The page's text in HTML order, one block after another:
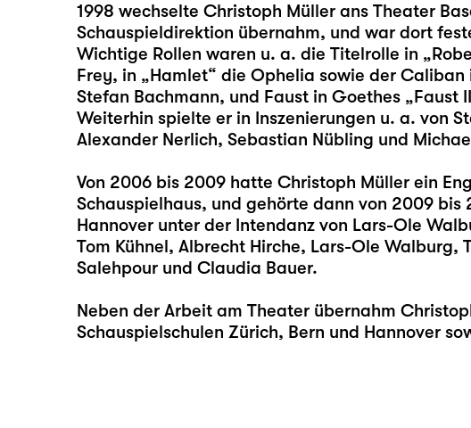
1998 wechselte Christoph Müller ans Theater
Schauspieldirektion übernahm, und war dort
Wichtige Rollen waren u. a. die Titelrolle in
Frey, in „Hamlet“ die Ophelia sowie der Caliban
Stefan Bachmann, und Faust in Goethes „Faust
Weiterhin spielte er in Inszenierungen u. a. von
Alexander Nerlich, Sebastian Nübling und
Von 2006 bis 2009 hatte Christoph Müller ein
Schauspielhaus, und gehörte dann von 2009 bis
Hannover unter der Intendanz von Lars-Ole
Tom Kühnel, Albrecht Hirche, Lars-Ole Walburg,
Salehpour und Claudia Bauer.
Neben der Arbeit am Theater übernahm
Schauspielschulen Zürich, Bern und Hannover